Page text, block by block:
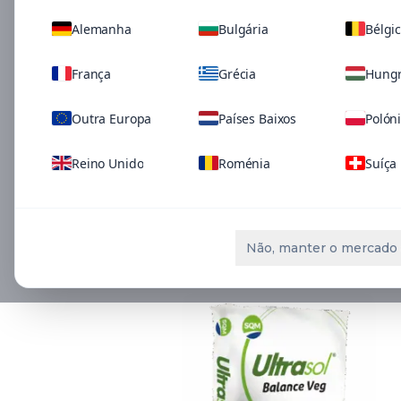
Alemanha Bulgária
França Grécia
Outra Europa Países Baixos
Reino Unido Roménia Suíça
Não, manter o mercado
Soluções